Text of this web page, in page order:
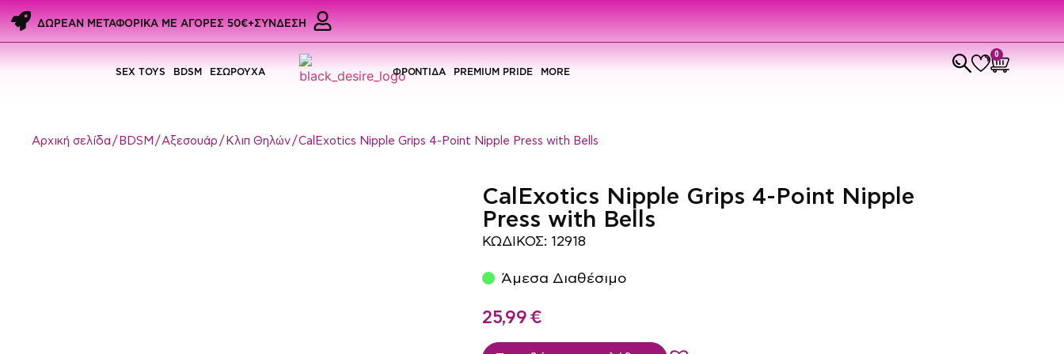
ΔΩΡΕΑΝ ΜΕΤΑΦΟΡΙΚΑ ME ΑΓΟΡΕΣ 50€+ΣΥΝΔΕΣΗ
SEX TOYS BDSM ΕΣΩΡΟΥΧΑ ΦΡΟΝΤΙΔΑ PREMIUM PRIDE MORE
0
Αρχική σελίδα / BDSM /Αξεσουάρ / Κλιπ Θηλών/ CalExotics Nipple Grips 4-Point Nipple Press with Bells
CalExotics Nipple Grips 4-Point Nipple
Press with Bells
ΚΩΔΙΚΟΣ: 12918
Άμεσα Διαθέσιμο
25,99 €